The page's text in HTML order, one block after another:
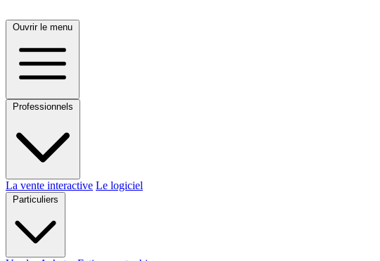
Ouvrir le menu
Professionnels
La vente interactive Le logiciel
Particuliers